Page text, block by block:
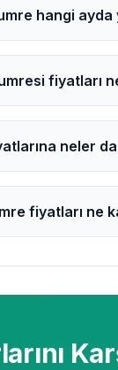
hangi ayda
fiyatları
neler
fiyatları ne